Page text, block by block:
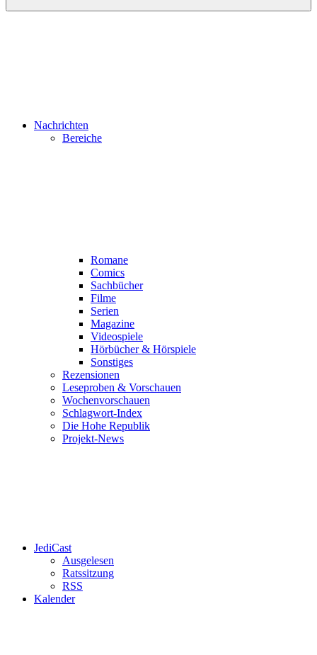
Nachrichten
Bereiche
Romane
Comics
Sachbücher
Filme
Serien
Magazine
Videospiele
Hörbücher & Hörspiele
Sonstiges
Rezensionen
Leseproben & Vorschauen
Wochenvorschauen
Schlagwort-Index
Die Hohe Republik
Projekt-News
JediCast
Ausgelesen
Ratssitzung
RSS
Kalender